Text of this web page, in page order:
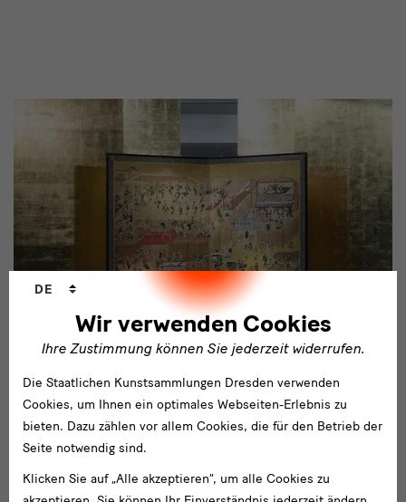
Philosophische
PHILOSOPHISCHE BETRACHTUNG / KOSTENFREI
Durch ein Bild gehen
einen japanischen Byobu und seine vielen Geschichten geworfen.
Wir verwenden Cookies
Ihre Zustimmung können Sie jederzeit widerrufen.
Sprachwechsler
DE
Die Staatlichen Kunstsammlungen Dresden verwenden
Cookies, um Ihnen ein optimales Webseiten-Erlebnis zu
bieten. Dazu zählen vor allem Cookies, die für den Betrieb der
Seite notwendig sind.
Klicken Sie auf „Alle akzeptieren“, um alle Cookies zu